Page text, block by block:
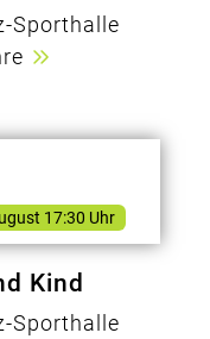
Sporthalle
17:30 Uhr
Kind
Sporthalle